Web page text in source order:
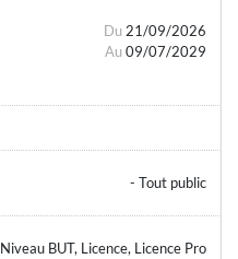
Du 21/09/2026
Au 09/07/2029
- Tout public
Niveau BUT, Licence, Licence Pro